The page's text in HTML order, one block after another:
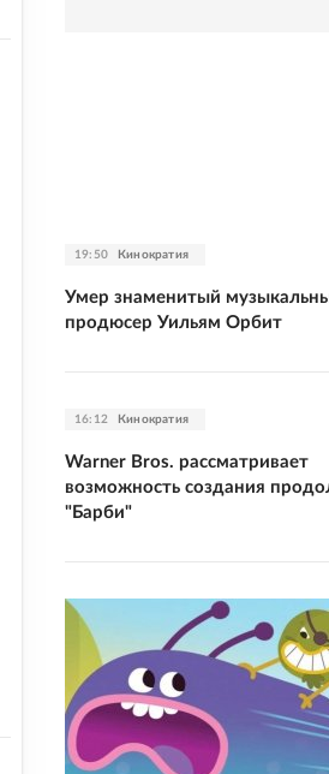
19:50 Кинократия
Умер знаменитый
продюсер Уильям Орбит
16:12 Кинократия
Warner Bros. рассматривает
возможность создания
"Барби"